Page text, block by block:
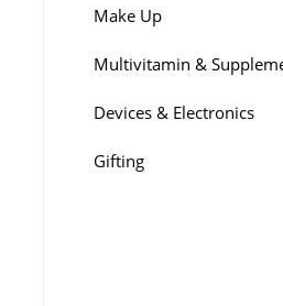
Make Up
Multivitamin &
Devices & Electronics
Gifting